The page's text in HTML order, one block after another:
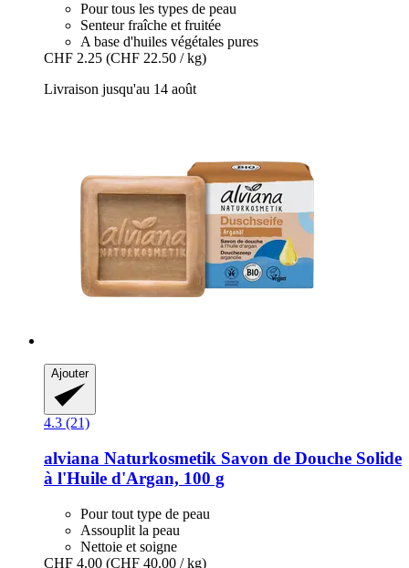
Pour tous les types de peau
Senteur fraîche et fruitée
A base d'huiles végétales pures
CHF 2.25 (CHF 22.50 / kg)
Livraison jusqu'au 14 août
Ajouter
4.3 (21)
alviana Naturkosmetik Savon de Douche Solide
à l'Huile d'Argan, 100 g
Pour tout type de peau
Assouplit la peau
Nettoie et soigne
CHF 4.00 (CHF 40.00 / kg)